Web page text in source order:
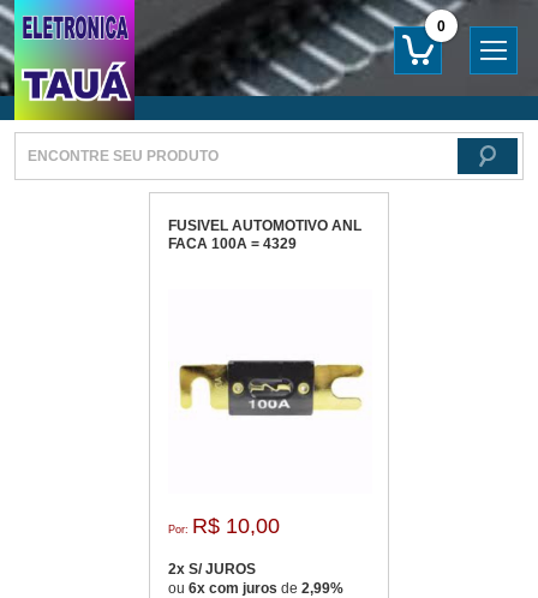
0
FUSIVEL AUTOMOTIVO ANL
FACA 100A = 4329
Por: R$ 10,00
2x S/ JUROS
ou 6x com juros de 2,99%